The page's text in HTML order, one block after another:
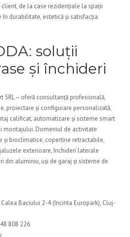
de la case rezidențiale la spații
în durabilitate, estetică și satisfacția
soluții
și închideri
SRL – oferă consultanță profesională,
proiectare și configurare personalizată,
calificat, automatizare și sisteme smart
montajului. Domeniul de activitate
și bioclimatice, copertine retractabile,
exterioare, închideri laterale
din aluminiu, uși de garaj și sisteme de
Baciului 2-4 (Incinta Europark), Cluj-
808 226